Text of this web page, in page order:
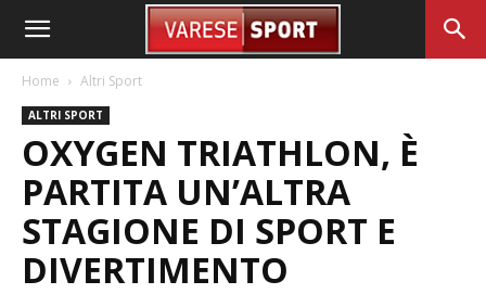
Home Altri Sport
ALTRI SPORT
OXYGEN TRIATHLON, È
PARTITA UN’ALTRA
STAGIONE DI SPORT E
DIVERTIMENTO